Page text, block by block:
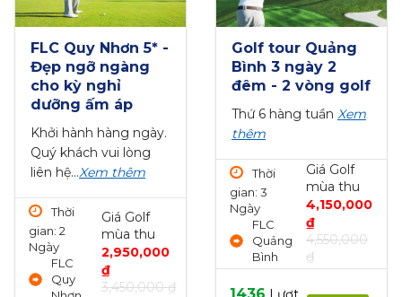
Sân Sông Bé Golf
Resort 18 hố
trong tuần
Từ thứ 2 đến thứ 6
Xem thêm
Thời gian: 1
Duong
Boulevard,
Lai Thieu
Ward,
Thuan An...
mùa thu
Đặt tee off
Valley Golf
18 hố - cuối
Khởi hành thứ bảy,
Thời
gian: 1
Ngày
Dân
Hạ, Kỳ
Sơn,
Hòa
Giá Golf
mùa
₫